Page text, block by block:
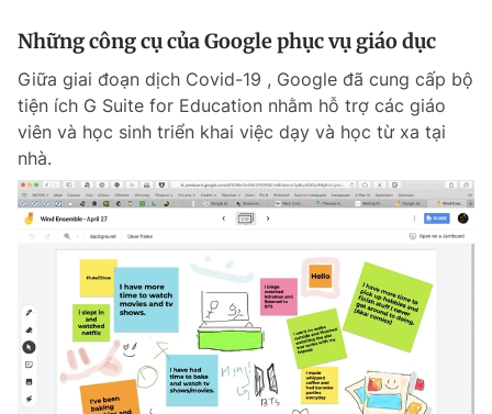
Những công cụ của Google phục vụ giáo dục
Giữa giai đoạn dịch Covid-19 , Google đã cung cấp bộ
tiện ích G Suite for Education nhằm hỗ trợ các giáo
viên và học sinh triển khai việc dạy và học từ xa tại
nhà.